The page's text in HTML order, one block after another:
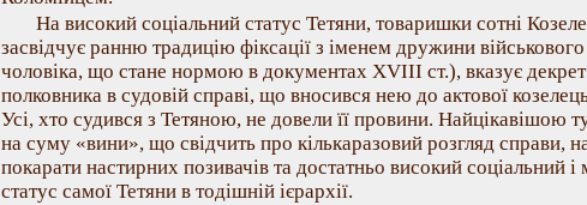
На високий соціальний статус Тетяни, товаришки сотні
засвідчує ранню традицію фіксації з іменем дружини
чоловіка, що стане нормою в документах XVIII ст.), вказує декрет
полковника в судовій справі, що вносився нею до актової
Усі, хто судився з Тетяною, не довели її провини. Найцікавішою
на суму «вини», що свідчить про кількаразовий розгляд справи,
покарати настирних позивачів та достатньо високий соціальний
статус самої Тетяни в тодішній ієрархії.